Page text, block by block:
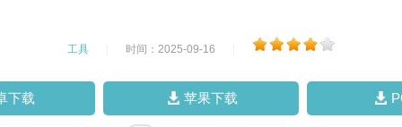
工具 时间：2025-09-16
下载 苹果下载